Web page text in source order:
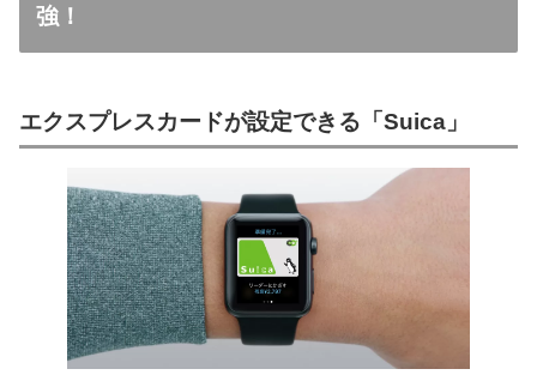
強！
エクスプレスカードが設定できる「Suica」